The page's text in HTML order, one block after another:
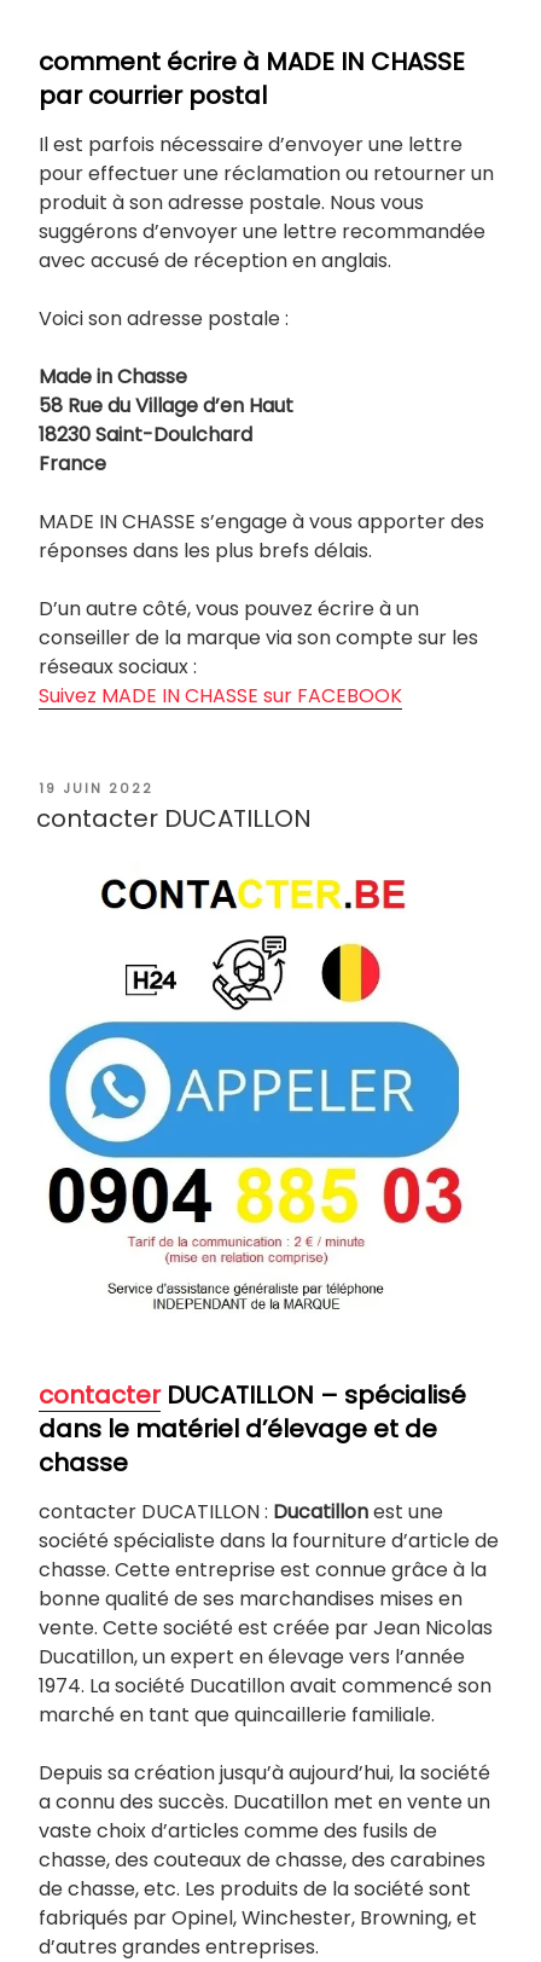
comment écrire à MADE IN CHASSE
par courrier postal
Il est parfois nécessaire d’envoyer une lettre
pour effectuer une réclamation ou retourner un
produit à son adresse postale. Nous vous
suggérons d’envoyer une lettre recommandée
avec accusé de réception en anglais.
Voici son adresse postale :
Made in Chasse
58 Rue du Village d’en Haut
18230 Saint-Doulchard
France
MADE IN CHASSE s’engage à vous apporter des
réponses dans les plus brefs délais.
D’un autre côté, vous pouvez écrire à un
conseiller de la marque via son compte sur les
réseaux sociaux :
Suivez MADE IN CHASSE sur FACEBOOK
PUBLIÉ
19 JUIN 2022
contacter DUCATILLON
contacterDUCATILLON – spécialisé
dans le matériel d’élevage et de
chasse
contacter DUCATILLON : Ducatillonest une
société spécialiste dans la fourniture d’article de
chasse. Cette entreprise est connue grâce à la
bonne qualité de ses marchandises mises en
vente. Cette société est créée par Jean Nicolas
Ducatillon, un expert en élevage vers l’année
1974. La société Ducatillon avait commencé son
marché en tant que quincaillerie familiale.
Depuis sa création jusqu’à aujourd’hui, la société
a connu des succès. Ducatillon met en vente un
vaste choix d’articles comme des fusils de
chasse, des couteaux de chasse, des carabines
de chasse, etc. Les produits de la société sont
fabriqués par Opinel, Winchester, Browning, et
d’autres grandes entreprises.